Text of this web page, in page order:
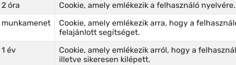
2 óra
Cookie, amely emlékezik a felhasználó nyelvére.
munkamenet
Cookie, amely emlékezik arra, hogy a
felajánlott segítséget.
1 év
Cookie, amely emlékezik arról, hogy a
illetve sikeresen kilépett.